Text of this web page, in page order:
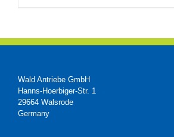
Wald Antriebe GmbH
Hanns-Hoerbiger-Str. 1
29664 Walsrode
Germany